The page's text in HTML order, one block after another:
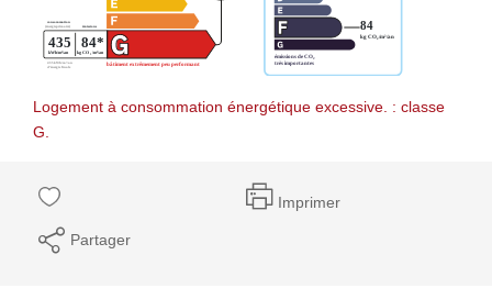
Logement à consommation énergétique excessive. : classe
G.
Imprimer
Partager